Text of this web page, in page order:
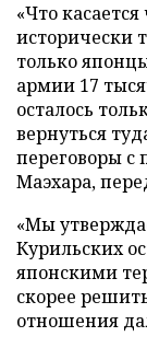
«Что
исторически
только
армии 17
осталось
вернуться
переговоры с
Маэхара,
«Мы
Курильских
японскими
скорее
отношения